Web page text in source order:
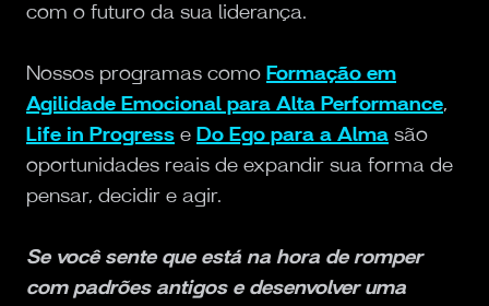
com o futuro da sua liderança.
Nossos programas como Formação em
Agilidade Emocional para Alta Performance,
Life in Progress e Do Ego para a Alma são
oportunidades reais de expandir sua forma de
pensar, decidir e agir.
Se você sente que está na hora de romper
com padrões antigos e desenvolver uma